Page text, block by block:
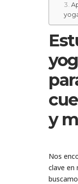
y
Nos
clave en